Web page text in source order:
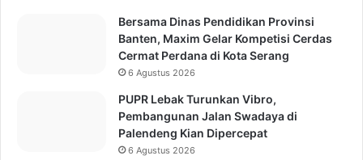
Bersama Dinas Pendidikan Provinsi
Banten, Maxim Gelar Kompetisi Cerdas
Cermat Perdana di Kota Serang
6 Agustus 2026
PUPR Lebak Turunkan Vibro,
Pembangunan Jalan Swadaya di
Palendeng Kian Dipercepat
6 Agustus 2026